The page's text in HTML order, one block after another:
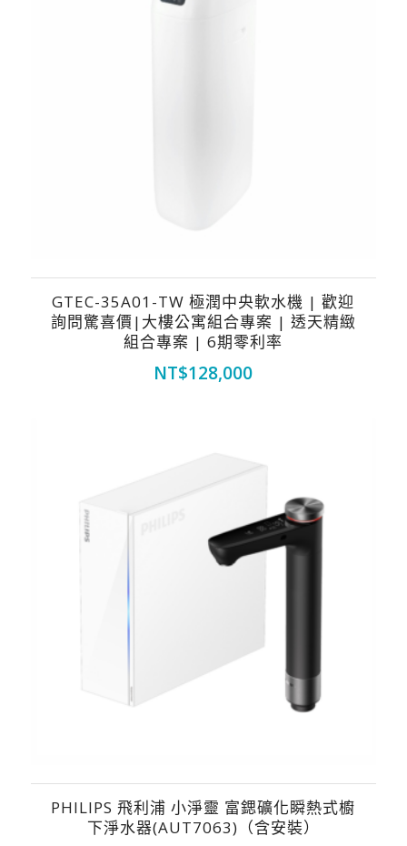
GTEC-35A01-TW 極潤中央軟水機 | 歡迎
詢問驚喜價|大樓公寓組合專案 | 透天精緻
組合專案 | 6期零利率
NT$128,000
PHILIPS 飛利浦 小淨靈 富鍶礦化瞬熱式櫥
下淨水器(AUT7063)（含安裝）